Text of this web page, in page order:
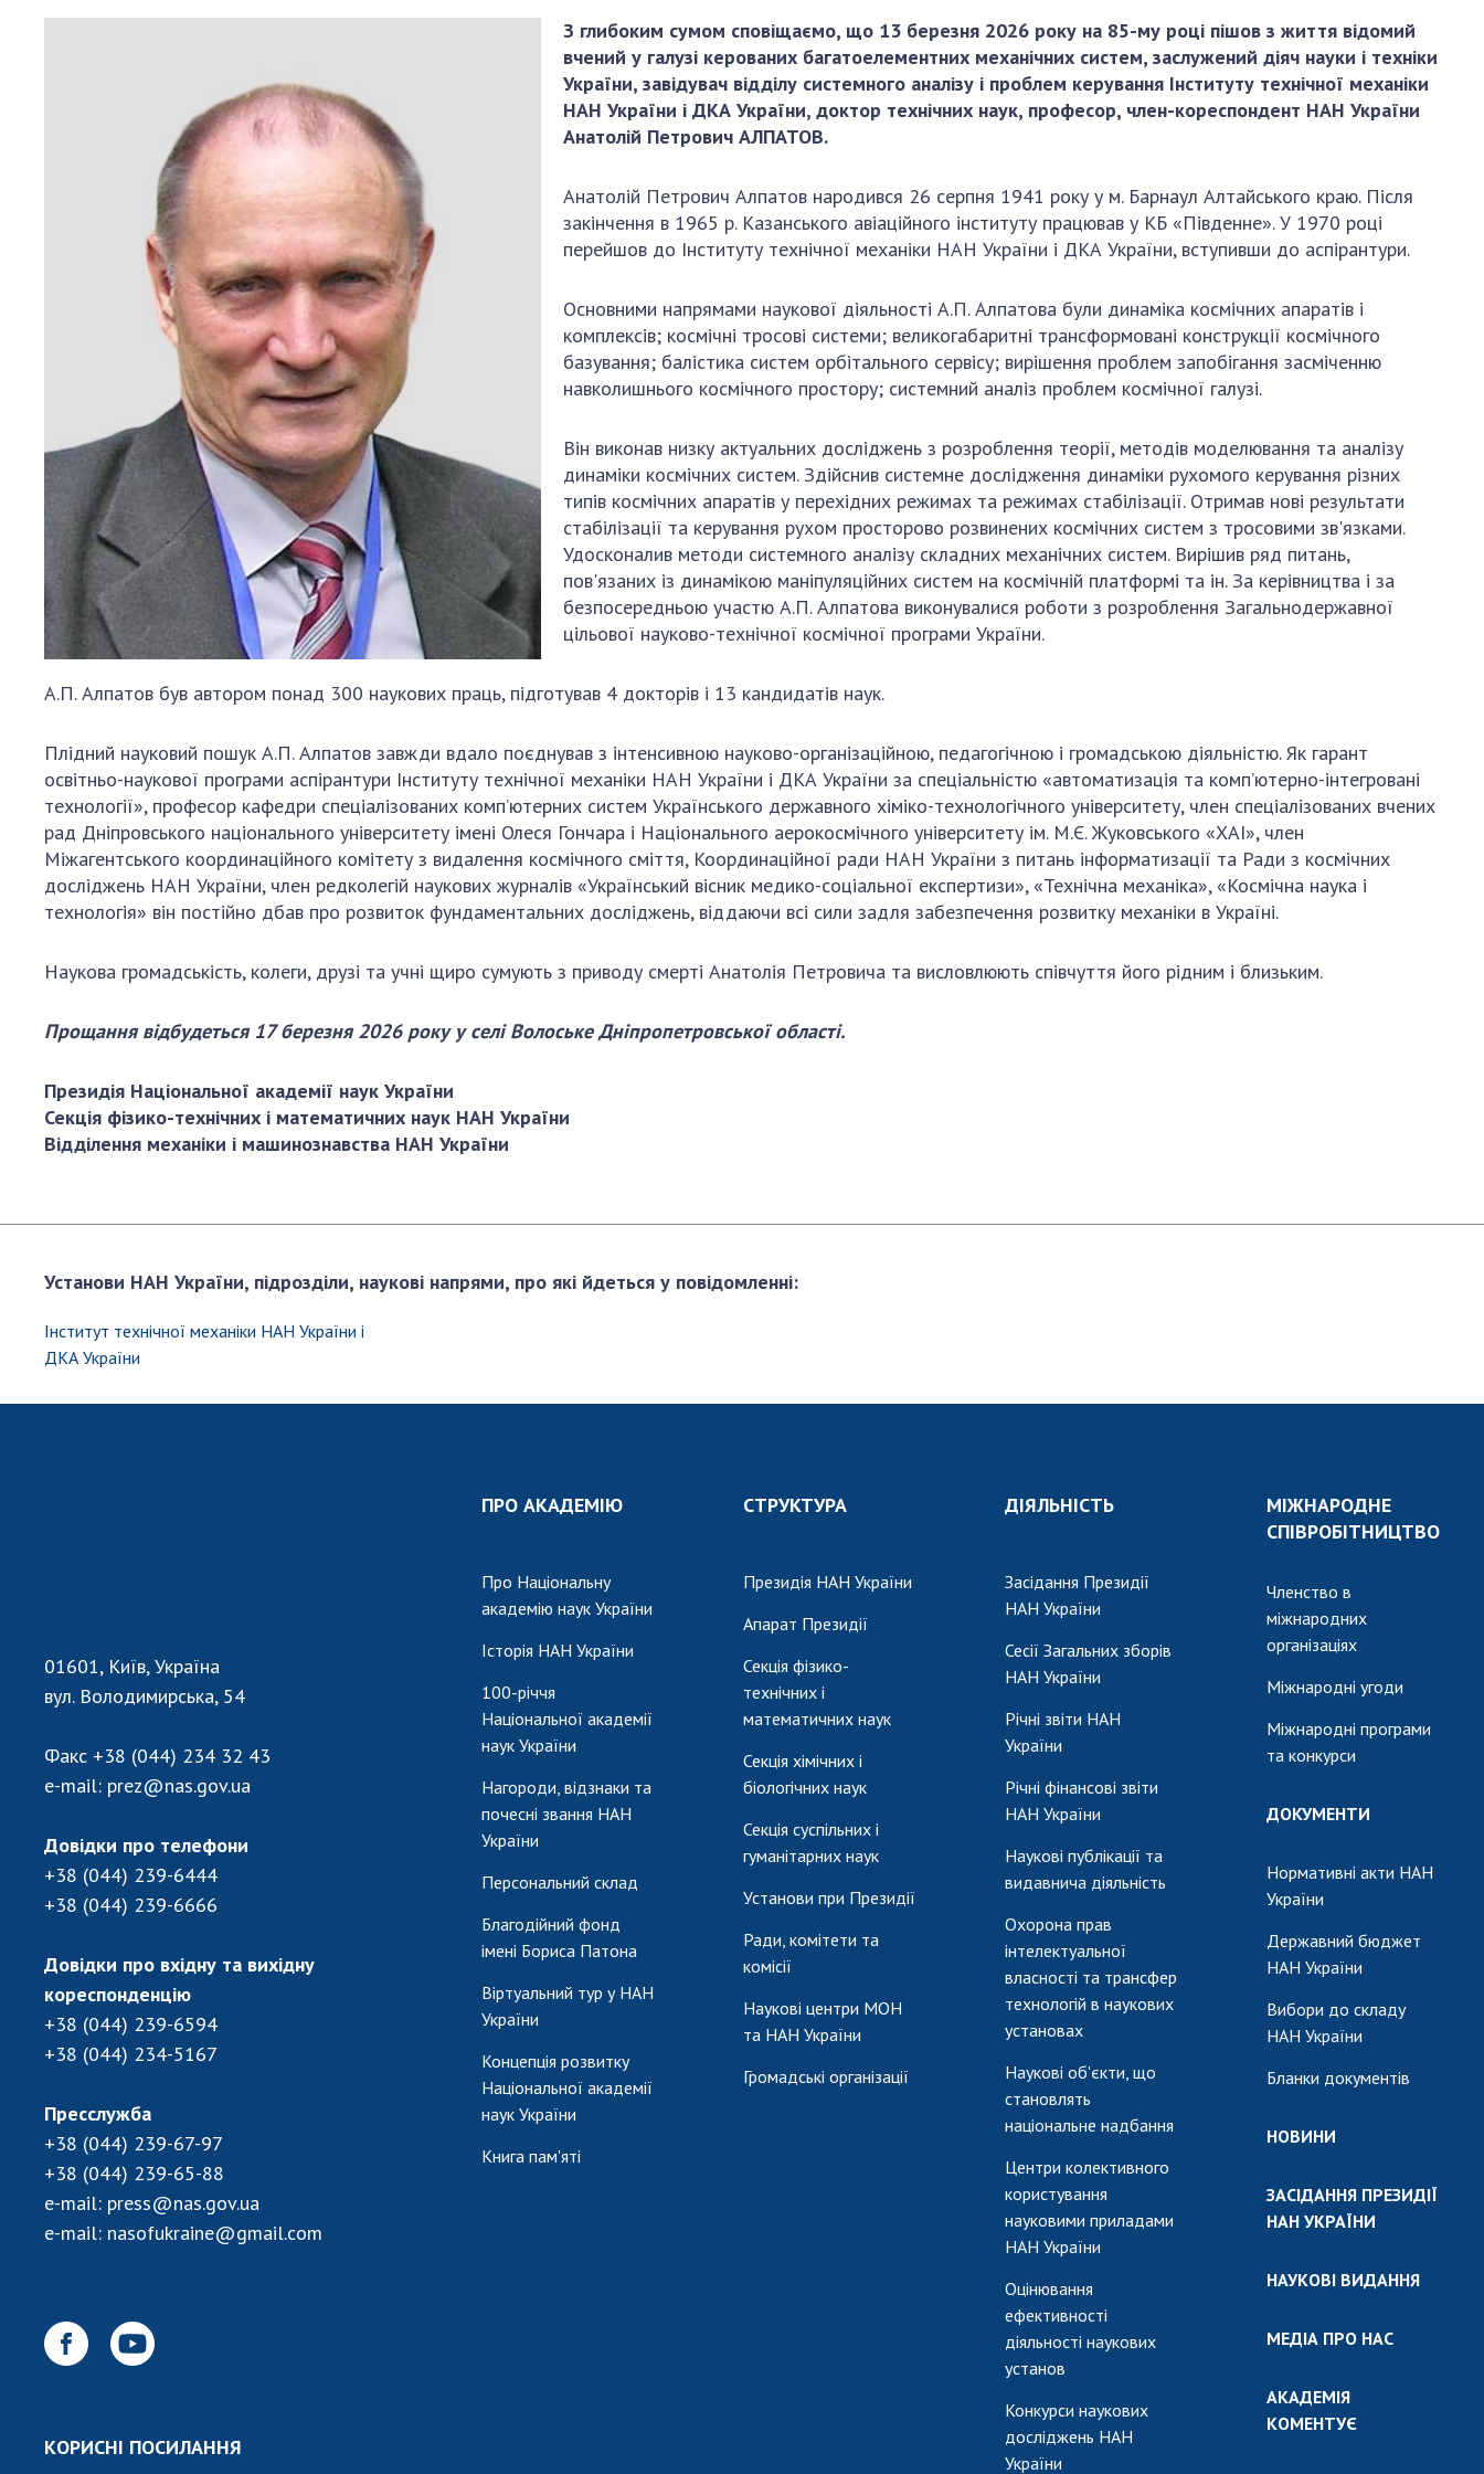
Персональний склад
Благодійний фонд
імені Бориса Патона
Віртуальний тур у
Концепція розвитку
Національної
академії наук
України
Книга пам'яті
наук
Установи при
Президії
Ради, комітети
та комісії
МОН та НАН
України
Громадські
національне надбання
Центри колективного
користування науковими
приладами НАН України
Конкурси наукових досліджень
НАН України
Відкрита наука в НАН України
Робота з молоддю
Державний
бюджет НАН
України
Вибори до складу
Бланки документів
НОВИНИ
ПРЕЗИДІЇ НАН
УКРАЇНИ
НАУКОВІ
ВИДАННЯ
МЕДІА ПРО НАС
АКАДЕМІЯ
КОМЕНТУЄ
КОНТАКТИ
ПРОФСПІЛКА НАН
З глибоким сумом сповіщаємо, що 13 березня 2026 року на 85-му році пішов з життя відомий
вчений у галузі керованих багатоелементних механічних систем, заслужений діяч науки і техніки
України, завідувач відділу системного аналізу і проблем керування Інституту технічної механіки
НАН України і ДКА України, доктор технічних наук, професор, член-кореспондент НАН України
Анатолій Петрович АЛПАТОВ.
Анатолій Петрович Алпатов народився 26 серпня 1941 року у м. Барнаул Алтайського краю. Після
закінчення в 1965 р. Казанського авіаційного інституту працював у КБ «Південне». У 1970 році
перейшов до Інституту технічної механіки НАН України і ДКА України, вступивши до аспірантури.
Основними напрямами наукової діяльності А.П. Алпатова були динаміка космічних апаратів і
комплексів; космічні тросові системи; великогабаритні трансформовані конструкції космічного
базування; балістика систем орбітального сервісу; вирішення проблем запобігання засміченню
навколишнього космічного простору; системний аналіз проблем космічної галузі.
Він виконав низку актуальних досліджень з розроблення теорії, методів моделювання та аналізу
динаміки космічних систем. Здійснив системне дослідження динаміки рухомого керування різних
типів космічних апаратів у перехідних режимах та режимах стабілізації. Отримав нові результати
стабілізації та керування рухом просторово розвинених космічних систем з тросовими зв'язками.
Удосконалив методи системного аналізу складних механічних систем. Вирішив ряд питань,
пов'язаних із динамікою маніпуляційних систем на космічній платформі та ін. За керівництва і за
безпосередньою участю А.П. Алпатова виконувалися роботи з розроблення Загальнодержавної
цільової науково-технічної космічної програми України.
А.П. Алпатов був автором понад 300 наукових праць, підготував 4 докторів і 13 кандидатів наук.
Плідний науковий пошук А.П. Алпатов завжди вдало поєднував з інтенсивною науково-організаційною, педагогічною і громадською діяльністю. Як гарант
освітньо-наукової програми аспірантури Інституту технічної механіки НАН України і ДКА України за спеціальністю «автоматизація та комп’ютерно-інтегровані
технології», професор кафедри спеціалізованих комп’ютерних систем Українського державного хіміко-технологічного університету, член спеціалізованих вчених
рад Дніпровського національного університету імені Олеся Гончара і Національного аерокосмічного університету ім. М.Є. Жуковського «ХАІ», член
Міжагентського координаційного комітету з видалення космічного сміття, Координаційної ради НАН України з питань інформатизації та Ради з космічних
досліджень НАН України, член редколегій наукових журналів «Український вісник медико-соціальної експертизи», «Технічна механіка», «Космічна наука і
технологія» він постійно дбав про розвиток фундаментальних досліджень, віддаючи всі сили задля забезпечення розвитку механіки в Україні.
Наукова громадськість, колеги, друзі та учні щиро сумують з приводу смерті Анатолія Петровича та висловлюють співчуття його рідним і близьким.
Прощання відбудеться 17 березня 2026 року у селі Волоське Дніпропетровської області.
Президія Національної академії наук України
Секція фізико-технічних і математичних наук НАН України
Відділення механіки і машинознавства НАН України
Установи НАН України, підрозділи, наукові напрями, про які йдеться у повідомленні:
Інститут технічної механіки НАН України і
ДКА України
01601, Київ, Україна
вул. Володимирська, 54
Факс +38 (044) 234 32 43
e-mail: prez@nas.gov.ua
Довідки про телефони
+38 (044) 239-6444
+38 (044) 239-6666
Довідки про вхідну та вихідну
кореспонденцію
+38 (044) 239-6594
+38 (044) 234-5167
Пресслужба
+38 (044) 239-67-97
+38 (044) 239-65-88
e-mail: press@nas.gov.ua
e-mail: nasofukraine@gmail.com
КОРИСНІ ПОСИЛАННЯ
ПРО АКАДЕМІЮ
Про Національну
академію наук України
Історія НАН України
100-річчя
Національної академії
наук України
Нагороди, відзнаки та
почесні звання НАН
України
Персональний склад
Благодійний фонд
імені Бориса Патона
Віртуальний тур у НАН
України
Концепція розвитку
Національної академії
наук України
Книга пам'яті
СТРУКТУРА
Президія НАН України
Апарат Президії
Секція фізико-
технічних і
математичних наук
Секція хімічних і
біологічних наук
Секція суспільних і
гуманітарних наук
Установи при Президії
Ради, комітети та
комісії
Наукові центри МОН
та НАН України
Громадські організації
ДІЯЛЬНІСТЬ
Засідання Президії
НАН України
Сесії Загальних зборів
НАН України
Річні звіти НАН
України
Річні фінансові звіти
НАН України
Наукові публікації та
видавнича діяльність
Охорона прав
інтелектуальної
власності та трансфер
технологій в наукових
установах
Наукові об'єкти, що
становлять
національне надбання
Центри колективного
користування
науковими приладами
НАН України
Оцінювання
ефективності
діяльності наукових
установ
Конкурси наукових
досліджень НАН
України
МІЖНАРОДНЕ
СПІВРОБІТНИЦТВО
Членство в
міжнародних
організаціях
Міжнародні угоди
Міжнародні програми
та конкурси
ДОКУМЕНТИ
Нормативні акти НАН
України
Державний бюджет
НАН України
Вибори до складу
НАН України
Бланки документів
НОВИНИ
ЗАСІДАННЯ ПРЕЗИДІЇ
НАН УКРАЇНИ
НАУКОВІ ВИДАННЯ
МЕДІА ПРО НАС
АКАДЕМІЯ
КОМЕНТУЄ